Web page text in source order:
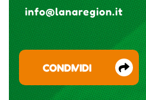
info@lanaregion.it
CONDIVIDI